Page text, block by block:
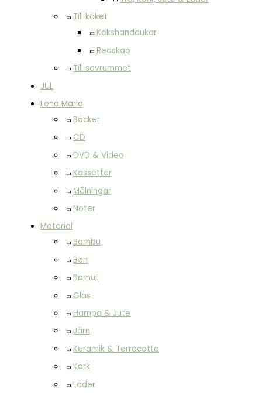
Till köket
Kökshanddukar
Redskap
Till sovrummet
JUL
Lena Maria
Böcker
CD
DVD & Video
Kassetter
Målningar
Noter
Material
Bambu
Ben
Bomull
Glas
Hampa & Jute
Järn
Keramik & Terracotta
Kork
Läder